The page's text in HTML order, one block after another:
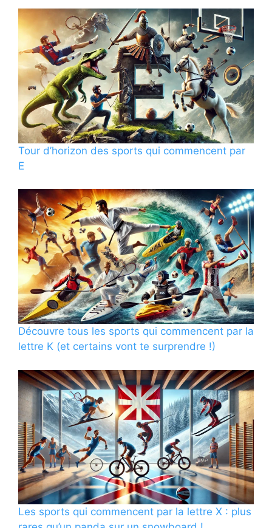
Tour d’horizon des sports qui commencent par
E
Découvre tous les sports qui commencent par la
lettre K (et certains vont te surprendre !)
Les sports qui commencent par la lettre X : plus